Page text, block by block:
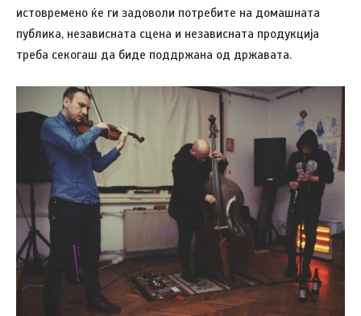
истовремено ќе ги задоволи потребите на домашната
публика, независната сцена и независната продукција
треба секогаш да биде поддржана од државата.